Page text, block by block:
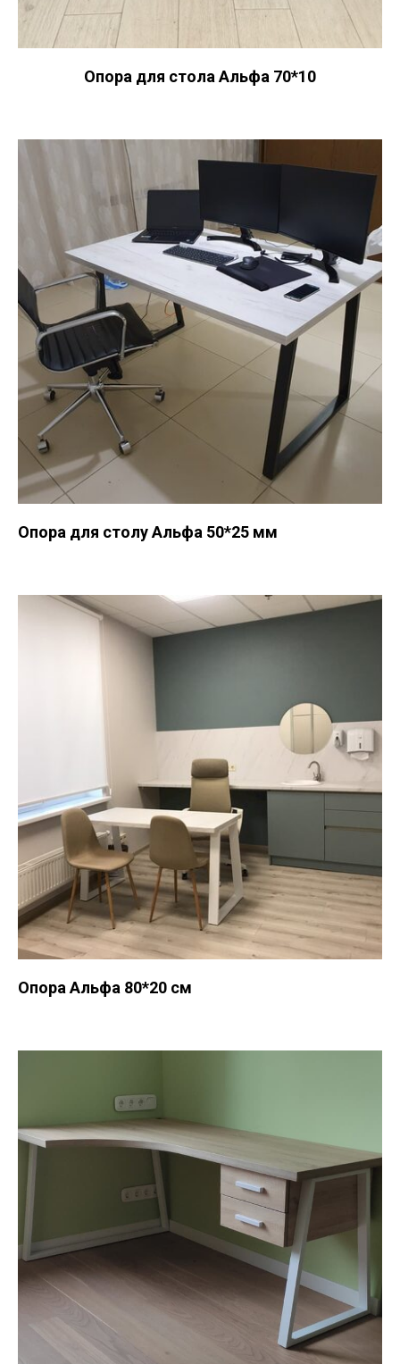
Опора для стола Альфа 70*10
Опора для столу Альфа 50*25 мм
Опора Альфа 80*20 см